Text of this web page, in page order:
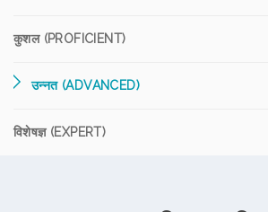
कुशल (PROFICIENT)
उन्नत (ADVANCED)
विशेषज्ञ (EXPERT)